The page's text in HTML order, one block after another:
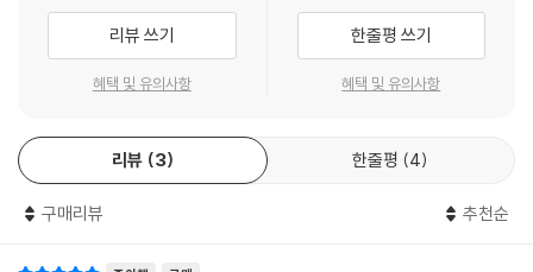
캐릭터와 이야기에 감초가 되어줄 기폭제도 발견할 수 있을까? 수록된 52
가지 서스펜스 유형을 하나하나 살펴보다 보면 현재 서사에 자연스레 감길
고통 유형이 눈에 띄기 마련이다. 주인공의 감각이 과도하게 예민해졌을
터가 금단현상을 이기지 못하고 다른 물질에 의존하기 시작한다면? 감금,
고문, 빙의, 우유부단, 최면, 탈수… 캐릭터의 감정을 자극해서 이야기의
현실감 있는 캐릭터와 스토리를 창조해보자.
리뷰 쓰기
혜택 및 유의사항
한줄평 쓰기
혜택 및 유의사항
리뷰 3 한줄평 4
구매리뷰 추천순